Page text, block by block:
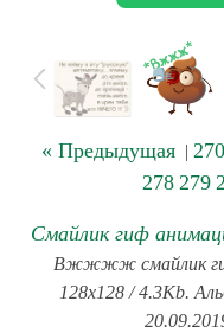
« Предыдущая| 270
278 279
Смайлик гиф
Вжжжж смайлик
128x128 / 4.3Kb.